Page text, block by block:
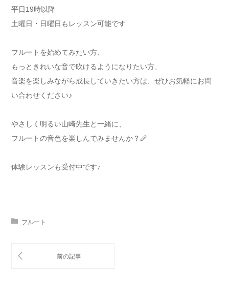
平日19時以降
土曜日・日曜日もレッスン可能です
フルートを始めてみたい方、
もっときれいな音で吹けるようになりたい方、
音楽を楽しみながら成長していきたい方は、ぜひお気軽にお問
い合わせください♪
やさしく明るい山崎先生と一緒に、
フルートの音色を楽しんでみませんか？🪈
体験レッスンも受付中です♪
フルート